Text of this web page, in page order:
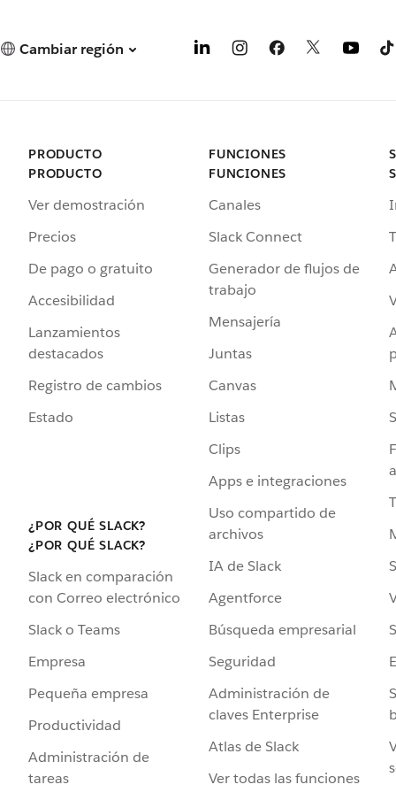
Cambiar región
PRODUCTO
PRODUCTO
Ver demostración
Precios
De pago o gratuito
Accesibilidad
Lanzamientos
destacados
Registro de cambios
Estado
¿POR QUÉ SLACK?
¿POR QUÉ SLACK?
Slack en comparación
con Correo electrónico
Slack o Teams
Empresa
Pequeña empresa
Productividad
Administración de
tareas
FUNCIONES
FUNCIONES
Canales
Slack Connect
Generador de flujos de
trabajo
Mensajería
Juntas
Canvas
Listas
Clips
Apps e integraciones
Uso compartido de
archivos
IA de Slack
Agentforce
Búsqueda empresarial
Seguridad
Administración de
claves Enterprise
Atlas de Slack
Ver todas las funciones